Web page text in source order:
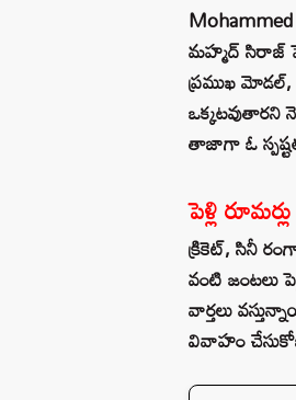
మహ్మద్ సిరాజ్
ప్రముఖ
ఒక్కటవుతారని
తాజాగా ఓ
పెళ్లి
క్రికెట్, సినీ
వంటి
వార్తలు
వివాహం